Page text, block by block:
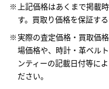
上記価格はあくまで掲載
す。買取り価格を保証す
実際の査定価格・買取価
場価格や、時計・革ベル
ンティーの記載日付等に
ださい。